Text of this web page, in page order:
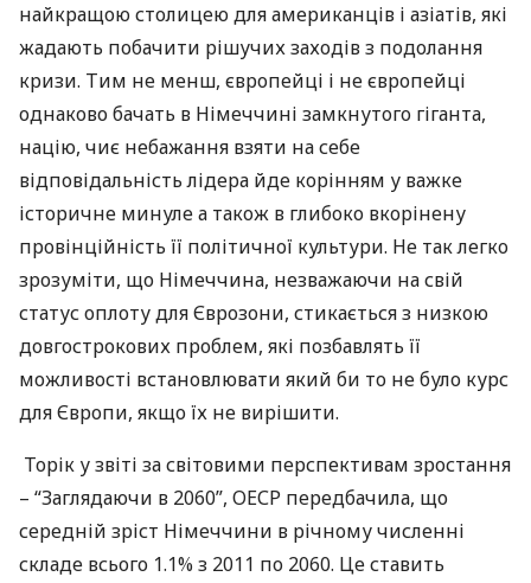
найкращою столицею для американців і азіатів, які
жадають побачити рішучих заходів з подолання
кризи. Тим не менш, європейці і не європейці
однаково бачать в Німеччині замкнутого гіганта,
націю, чиє небажання взяти на себе
відповідальність лідера йде корінням у важке
історичне минуле а також в глибоко вкорінену
провінційність її політичної культури. Не так легко
зрозуміти, що Німеччина, незважаючи на свій
статус оплоту для Єврозони, стикається з низкою
довгострокових проблем, які позбавлять її
можливості встановлювати який би то не було курс
для Європи, якщо їх не вирішити.
Торік у звіті за світовими перспективам зростання
– “Заглядаючи в 2060”, ОЕСР передбачила, що
середній зріст Німеччини в річному численні
складе всього 1.1% з 2011 по 2060. Це ставить